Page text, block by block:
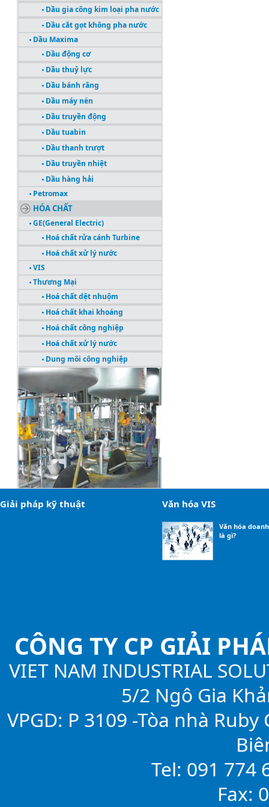
Dầu gia công kim loại pha nước
Dầu cắt gọt không pha nước
Dầu Maxima
Dầu động cơ
Dầu thuỷ lực
Dầu bánh răng
Dầu máy nén
Dầu truyền động
Dầu tuabin
Dầu thanh trượt
Dầu truyền nhiệt
Dầu hàng hải
Petromax
HÓA CHẤT
GE(General Electric)
Hoá chất rửa cánh Turbine
Hoá chất xử lý nước
VIS
Thương Mại
Hoá chất dệt nhuộm
Hoá chất khai khoáng
Hoá chất công nghiệp
Hoá chất xử lý nước
Dung môi công nghiệp
CÔNG TRÌNH TIÊU BIỂU
Giải pháp kỹ thuật Văn hóa VIS
Văn hóa
là gì?
CÔNG TY CP GIẢI
VIET NAM INDUSTRIAL
5/2 Ngô Gia
VPGD: P 3109 -Tòa nhà
Tel: 091 774
Fax: